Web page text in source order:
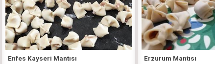
Enfes Kayseri Mantısı Erzurum Mantısı